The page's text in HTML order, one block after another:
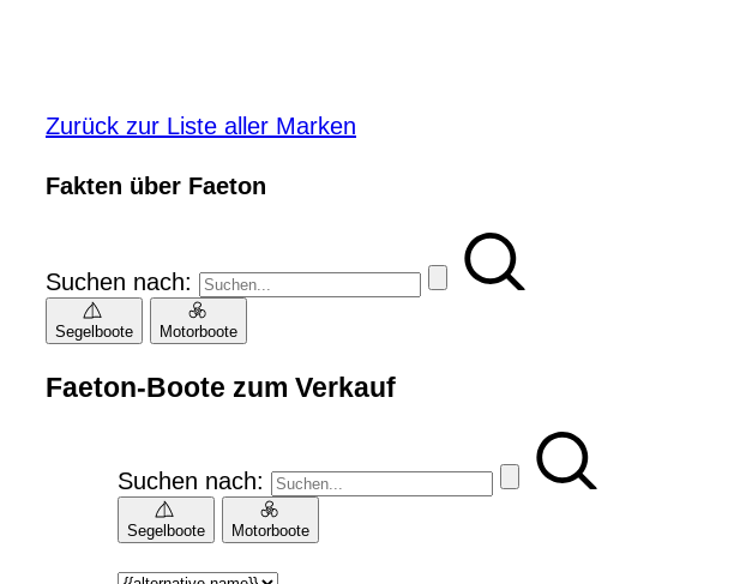
Zurück zur Liste aller Marken
Fakten über Faeton
Suchen nach:
Segelboote Motorboote
Faeton-Boote zum Verkauf
Suchen nach:
Segelboote Motorboote